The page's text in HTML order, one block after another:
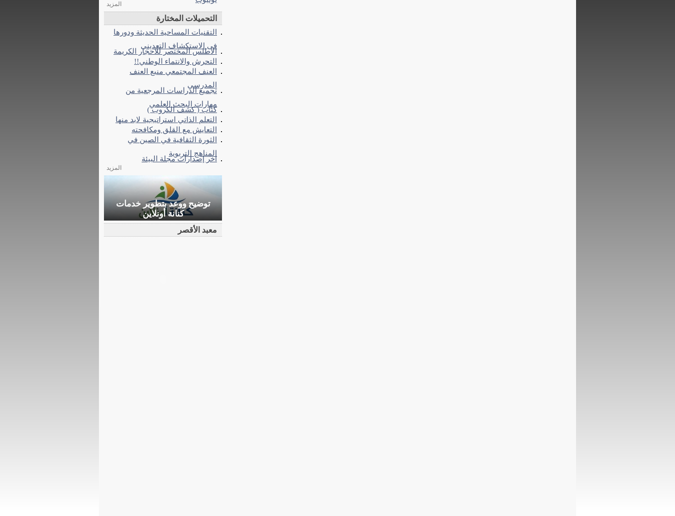
المزيد
التحميلات المختارة
التقنيات المساحية الحديثة ودورها
فى الاستكشاف التعدينى
الاطلس المختصر للاحجار الكريمة
التحرش والانتماء الوطني!!
العنف المجتمعي منبع العنف
المدرسي
تجميع الدراسات المرجعية من
مهارات البحث العلمي
كتاب ( كشف الكروب )
التعلم الذاتي استراتيجية لابد منها
التعايش مع القلق ومكافحته
الثورة الثقافية في الصين في
المناهج التربوية
اخر إصدارات مجلة البيئة
المزيد
توضيح ووعد بتطوير خدمات
كنانة أونلاين
معبد الأقصر